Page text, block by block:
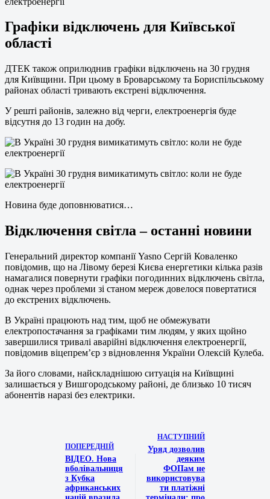
Графіки відключень для Київської
області
ДТЕК також оприлюднив графіки відключень на 30 грудня
для Київщини. При цьому в Броварському та Бориспільському
районах області тривають екстрені відключення.
У решті районів, залежно від черги, електроенергія буде
відсутня до 13 годин на добу.
Новина буде доповнюватися…
Відключення світла – останні новини
Генеральний директор компанії Yasno Сергій Коваленко
повідомив, що на Лівому березі Києва енергетики кілька разів
намагалися повернути графіки погодинних відключень світла,
однак через проблеми зі станом мереж довелося повертатися
до екстрених відключень.
В Україні працюють над тим, щоб не обмежувати
електропостачання за графіками тим людям, у яких щойно
завершилися тривалі аварійні відключення електроенергії,
повідомив віцепрем’єр з відновлення України Олексій Кулеба.
За його словами, найскладнішою ситуація на Київщині
залишається у Вишгородському районі, де близько 10 тисяч
абонентів наразі без електрики.
ПОПЕРЕДНІЙ
ВІДЕО. Нова
вболівальниця
з Кубка
африканських
НАСТУПНИЙ
Уряд дозволив
деяким
ФОПам не
використовува
ти платіжні